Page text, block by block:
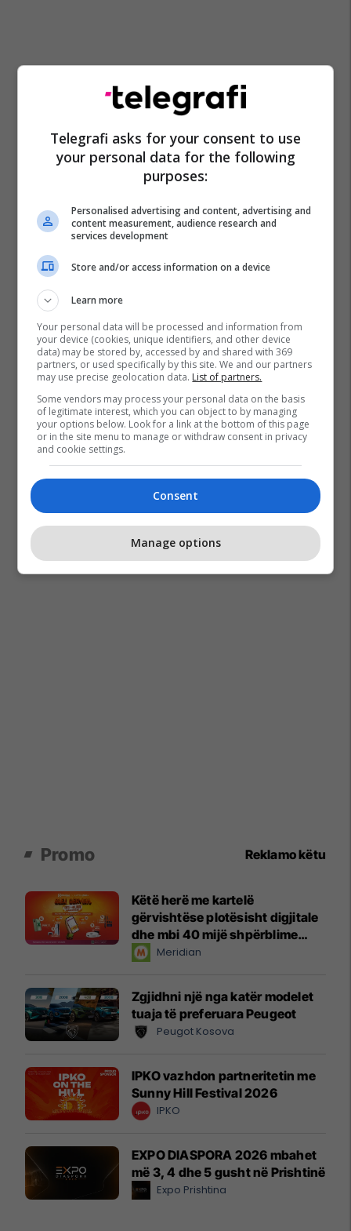
Manchester City Manuel Akanji Inter
Promo Reklamo këtu
Këtë herë me kartelë
gërvishtëse plotësisht digjitale
dhe mbi 40 mijë shpërblime
instant!Meridian
Zgjidhni një nga katër modelet
tuaja të preferuara Peugeot
Peugot Kosova
IPKO vazhdon partneritetin me
Sunny Hill Festival 2026
IPKO
EXPO DIASPORA 2026 mbahet
më 3, 4 dhe 5 gusht në Prishtinë
Expo Prishtina
Telegrafi asks for your consent to use
your personal data for the following
purposes:
Personalised advertising and content, advertising and
content measurement, audience research and
services development
Store and/or access information on a device
Learn more
Your personal data will be processed and information from
your device (cookies, unique identifiers, and other device
data) may be stored by, accessed by and shared with 369
partners, or used specifically by this site. We and our partners
may use precise geolocation data. List of partners.
Some vendors may process your personal data on the basis
of legitimate interest, which you can object to by managing
your options below. Look for a link at the bottom of this page
or in the site menu to manage or withdraw consent in privacy
and cookie settings.
Consent
Manage options